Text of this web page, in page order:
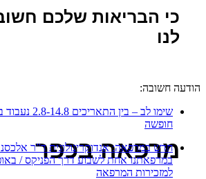
כי הבריאות שלכם
לנו
מרפאה בכפר
הודעה חשובה:
שימו לב –
חופשה
חדש במרפאה: אנדוקרינולוגית ד”ר
במרפאתנו אחת לשבוע דרך הפניקס /
למזכירות המרפאה